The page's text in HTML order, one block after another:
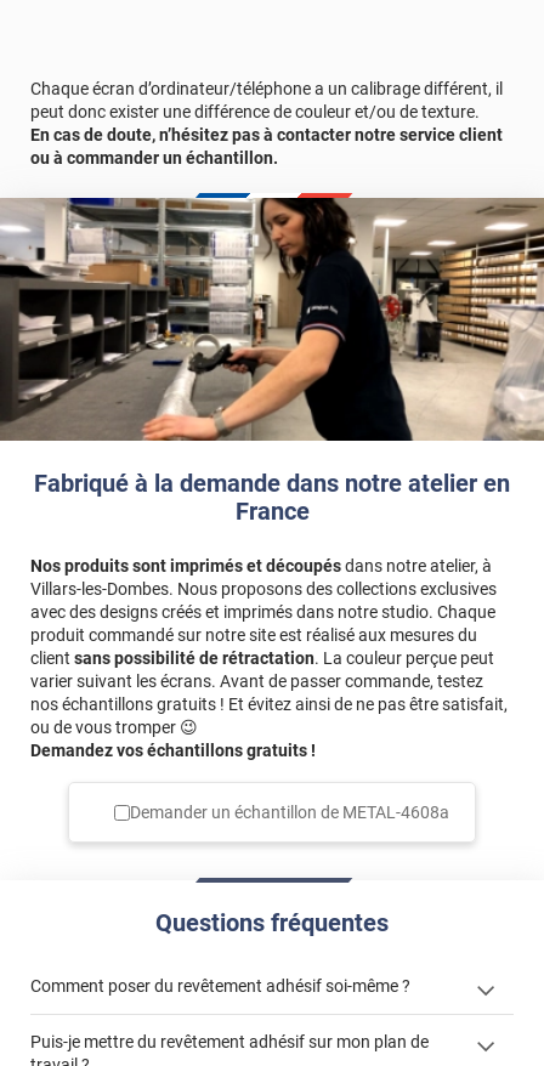
Fabriqué à la demande dans notre atelier en
France
Nos produits sont imprimés et découpésdans notre atelier, à
Villars-les-Dombes. Nous proposons des collections exclusives
avec des designs créés et imprimés dans notre studio. Chaque
produit commandé sur notre site est réalisé aux mesures du
client sans possibilité de rétractation. La couleur perçue peut
varier suivant les écrans. Avant de passer commande, testez
nos échantillons gratuits ! Et évitez ainsi de ne pas être satisfait,
ou de vous tromper 😉
Demandez vos échantillons gratuits !
Demander un échantillon de METAL-4608a
Questions fréquentes
Comment poser du revêtement adhésif soi-même ?
« Comment poser un revêtement adhésif ? »
Puis-je mettre du revêtement adhésif sur mon plan de
Chaque écran d’ordinateur/téléphone a un calibrage différent, il
peut donc exister une différence de couleur et/ou de texture.
En cas de doute, n’hésitez pas à contacter notre service client
ou à commander un échantillon.